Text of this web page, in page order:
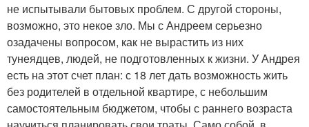
не испытывали бытовых проблем. С другой стороны,
возможно, это некое зло. Мы с Андреем серьезно
озадачены вопросом, как не вырастить из них
тунеядцев, людей, не подготовленных к жизни. У Андрея
есть на этот счет план: с 18 лет дать возможность жить
без родителей в отдельной квартире, с небольшим
самостоятельным бюджетом, чтобы с раннего возраста